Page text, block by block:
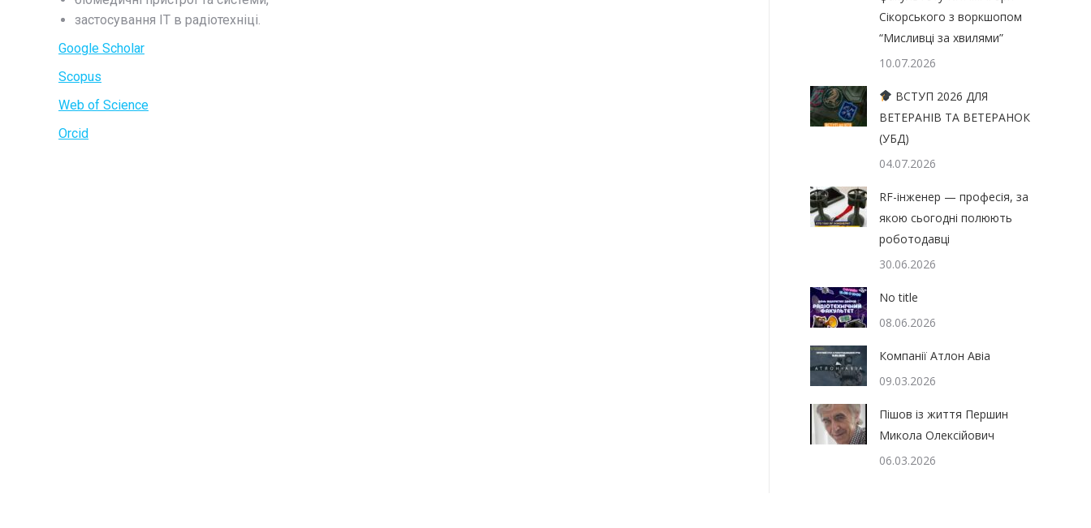
застосування ІТ в радіотехніці.
Google Scholar
Scopus
Web of Science
Orcid
Сікорського з воркшопом
“Мисливці за хвилями”
10.07.2026
ВСТУП 2026 ДЛЯ
ВЕТЕРАНІВ ТА ВЕТЕРАНОК
(УБД)
04.07.2026
RF-інженер — професія, за
якою сьогодні полюють
роботодавці
30.06.2026
No title
08.06.2026
Компанії Атлон Авіа
09.03.2026
Пішов із життя Першин
Микола Олексійович
06.03.2026